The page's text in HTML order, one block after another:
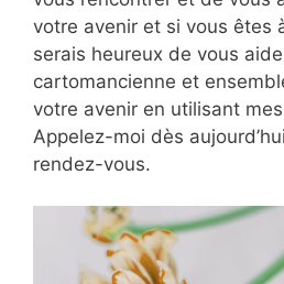
votre avenir et si vous êtes
serais heureux de vous
cartomancienne et
votre avenir en utilisant
Appelez-moi dès
rendez-vous.